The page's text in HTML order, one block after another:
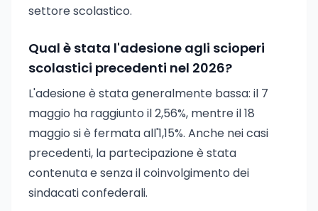
settore scolastico.
Qual è stata l'adesione agli scioperi
scolastici precedenti nel 2026?
L'adesione è stata generalmente bassa: il 7
maggio ha raggiunto il 2,56%, mentre il 18
maggio si è fermata all'1,15%. Anche nei casi
precedenti, la partecipazione è stata
contenuta e senza il coinvolgimento dei
sindacati confederali.